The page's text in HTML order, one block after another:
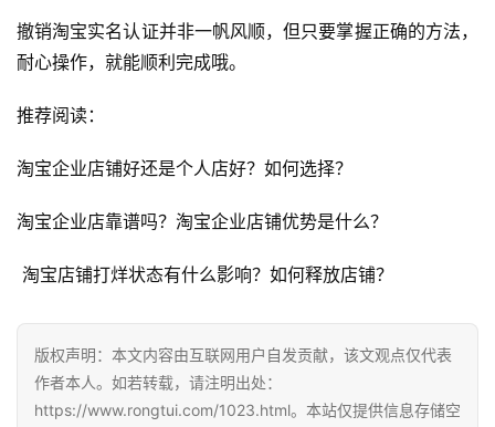
首
页
自
体
E
优
化
撤销淘宝实名认证并非一帆风顺，但只要掌握正确的方法，
耐心操作，就能顺利完成哦。
推荐阅读：
淘宝企业店铺好还是个人店好？如何选择？
淘宝企业店靠谱吗？淘宝企业店铺优势是什么？
淘宝店铺打烊状态有什么影响？如何释放店铺？
版权声明：本文内容由互联网用户自发贡献，该文观点仅代表
作者本人。如若转载，请注明出处：
https://www.rongtui.com/1023.html。本站仅提供信息存储空